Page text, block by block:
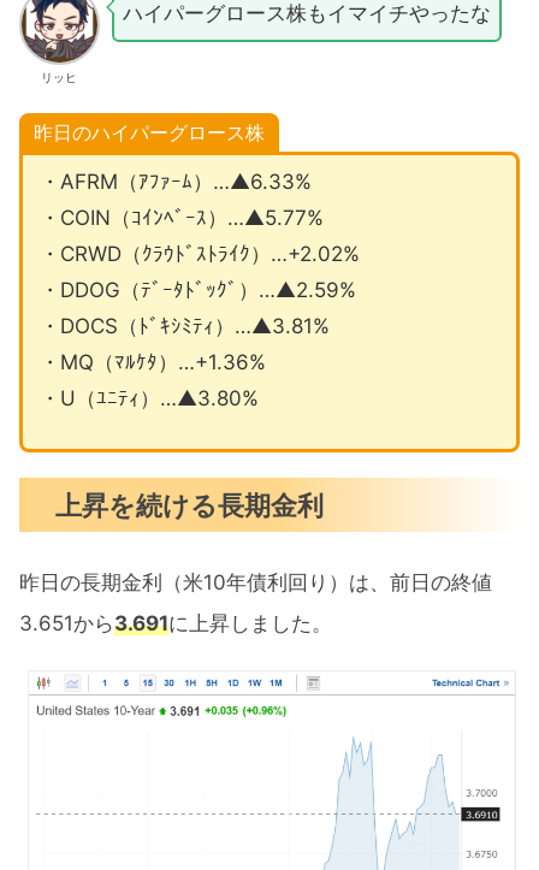
リッヒ
ハイパーグロース株もイマイチやったな
昨日のハイパーグロース株
・AFRM（ｱﾌｧｰﾑ）…▲6.33%
・COIN（ｺｲﾝﾍﾞｰｽ）…▲5.77%
・CRWD（ｸﾗｳﾄﾞｽﾄﾗｲｸ）…+2.02%
・DDOG（ﾃﾞｰﾀﾄﾞｯｸﾞ）…▲2.59%
・DOCS（ﾄﾞｷｼﾐﾃｨ）…▲3.81%
・MQ（ﾏﾙｹﾀ）…+1.36%
・U（ﾕﾆﾃｨ）…▲3.80%
上昇を続ける長期金利
昨日の長期金利（米10年債利回り）は、前日の終値
3.651から3.691に上昇しました。